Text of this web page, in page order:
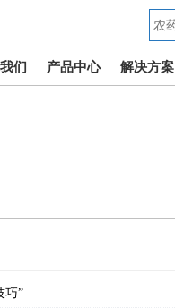
们 产品中心 解决方案
巧”